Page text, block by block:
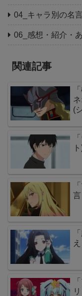
04_キャラ別の名言
06_感想・紹介・
関連記事
(